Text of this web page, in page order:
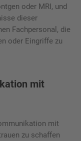
oder MRI, und
dieser
Fachpersonal, die
oder Eingriffe zu
mit
mit
zu schaffen